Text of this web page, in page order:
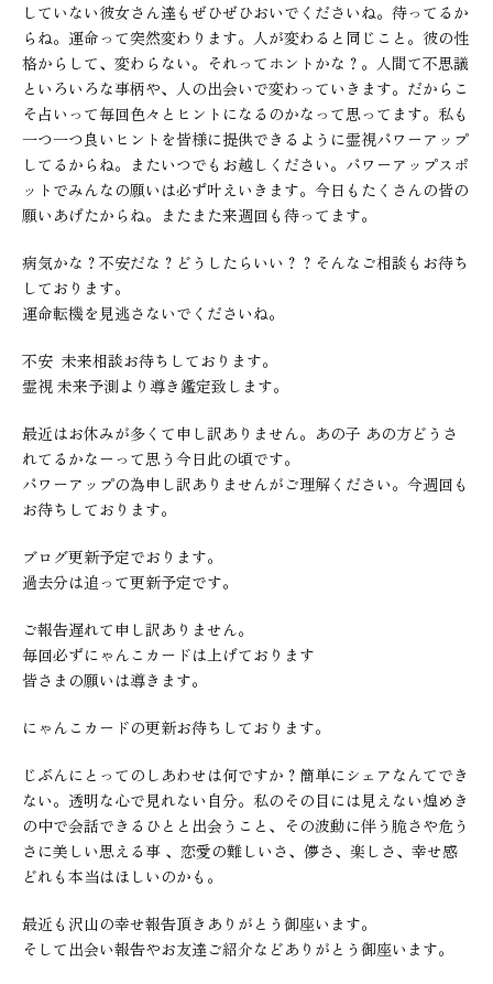
していない彼女さん達もぜひぜひおいでくださいね。待ってるか
らね。運命って突然変わります。人が変わると同じこと。彼の性
格からして、変わらない。それってホントかな？。人間て不思議
といろいろな事柄や、人の出会いで変わっていきます。だからこ
そ占いって毎回色々とヒントになるのかなって思ってます。私も
一つ一つ良いヒントを皆様に提供できるように霊視パワーアップ
してるからね。またいつでもお越しください。パワーアップスポ
ットでみんなの願いは必ず叶えいきます。今日もたくさんの皆の
願いあげたからね。またまた来週回も待ってます。
病気かな？不安だな？どうしたらいい？？そんなご相談もお待ち
しております。
運命転機を見逃さないでくださいね。
不安 未来相談お待ちしております。
霊視 未来予測より導き鑑定致します。
最近はお休みが多くて申し訳ありません。あの子 あの方どうさ
れてるかなーって思う今日此の頃です。
パワーアップの為申し訳ありませんがご理解ください。今週回も
お待ちしております。
ブログ更新予定でおります。
過去分は追って更新予定です。
ご報告遅れて申し訳ありません。
毎回必ずにゃんこカードは上げております
皆さまの願いは導きます。
にゃんこカードの更新お待ちしております。
じぶんにとってのしあわせは何ですか？簡単にシェアなんてでき
ない。透明な心で見れない自分。私のその目には見えない煌めき
の中で会話できるひとと出会うこと、その波動に伴う脆さや危う
さに美しい思える事 、恋愛の難しいさ、儚さ、楽しさ、幸せ感
どれも本当はほしいのかも。
最近も沢山の幸せ報告頂きありがとう御座います。
そして出会い報告やお友達ご紹介などありがとう御座います。